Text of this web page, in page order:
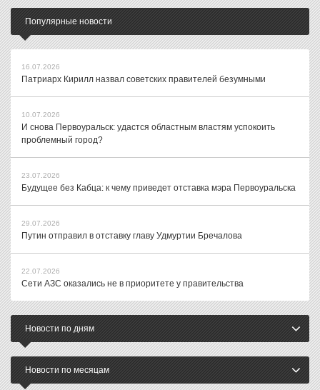
Популярные новости
16.07.2026
Патриарх Кирилл назвал советских правителей безумными
10.07.2026
И снова Первоуральск: удастся областным властям успокоить
проблемный город?
23.07.2026
Будущее без Кабца: к чему приведет отставка мэра Первоуральска
29.07.2026
Путин отправил в отставку главу Удмуртии Бречалова
22.07.2026
Сети АЗС оказались не в приоритете у правительства
Новости по дням
Новости по месяцам